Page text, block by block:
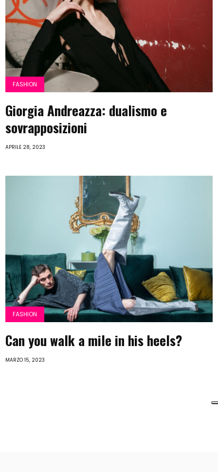
FASHION
Giorgia Andreazza: dualismo e
sovrapposizioni
APRILE 28, 2023
FASHION
Can you walk a mile in his heels?
MARZO 15, 2023